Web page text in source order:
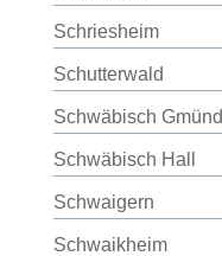
Schriesheim
Schutterwald
Schwäbisch Gmünd
Schwäbisch Hall
Schwaigern
Schwaikheim